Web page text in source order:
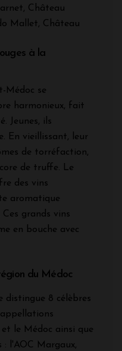
Château
Mallet, Château
à la
Médoc se
harmonieux, fait
Jeunes, ils
En vieillissant, leur
de torréfaction,
de truffe. Le
des vins
aromatique
grands vins
en bouche avec
du Médoc
distingue 8 célèbres
le Médoc ainsi que
: l'AOC Margaux,